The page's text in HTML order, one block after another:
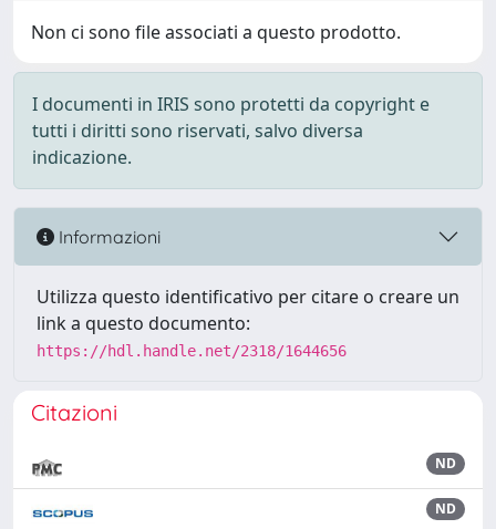
Non ci sono file associati a questo prodotto.
I documenti in IRIS sono protetti da copyright e
tutti i diritti sono riservati, salvo diversa
indicazione.
Informazioni
Utilizza questo identificativo per citare o creare un
link a questo documento:
https://hdl.handle.net/2318/1644656
Citazioni
ND
ND